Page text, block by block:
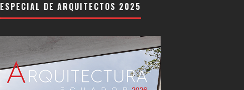
ESPECIAL DE ARQUITECTOS 2025